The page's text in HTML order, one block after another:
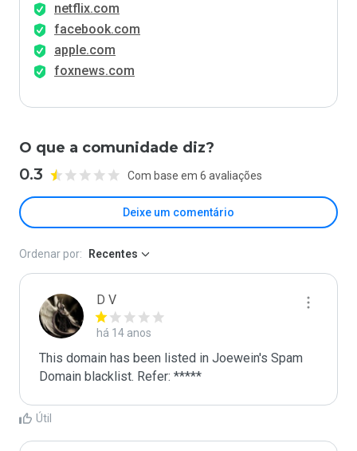
netflix.com
facebook.com
apple.com
foxnews.com
O que a comunidade diz?
0.3 Com base em 6 avaliações
Deixe um comentário
Ordenar por: Recentes
D V
há 14 anos
This domain has been listed in Joewein's Spam
Domain blacklist. Refer: *****
Útil